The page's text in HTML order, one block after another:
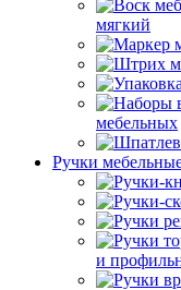
мягкий
мебельных
Ручки
и